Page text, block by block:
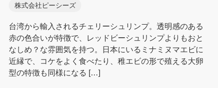
株式会社ピーシーズ
台湾から輸入されるチェリーシュリンプ。透明感のある
赤の色合いが特徴で、レッドビーシュリンプよりもおと
なしめ？な雰囲気を持つ。日本にいるミナミヌマエビに
近縁で、コケをよく食べたり、稚エビの形で殖える大卵
型の特徴も同様になる […]